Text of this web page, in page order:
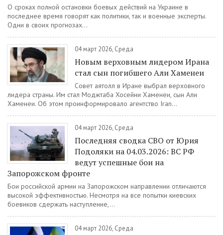
О сроках полной остановки боевых действий на Украине в
последнее время говорят как политики, так и военные эксперты.
Одни в своих прогнозах...
04 март 2026, Среда
Новым верховным лидером Ирана
стал сын погибшего Али Хаменеи
Совет аятолл в Иране выбрал верховного
лидера страны. Им стал Моджтаба Хосейни Хаменеи, сын Али
Хаменеи. Об этом проинформировало агентство Iran...
04 март 2026, Среда
Последняя сводка СВО от Юрия
Подоляки на 04.03.2026: ВС РФ
ведут успешные бои на
Запорожском фронте
Бои российской армии на Запорожском направлении отличаются
высокой эффективностью. Несмотря на все попытки киевских
боевиков сдержать наступление,...
04 март 2026, Среда